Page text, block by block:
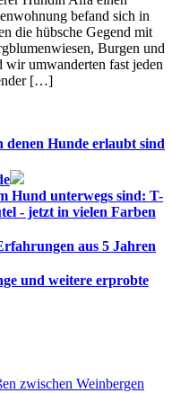
befand sich in
die hübsche Gegend mit
Burgen und
wir umwanderten fast jeden
[…]
denen Hunde erlaubt sind
Hund unterwegs sind: T-
- jetzt in vielen Farben
aus 5 Jahren
und weitere erprobte
zwischen Weinbergen